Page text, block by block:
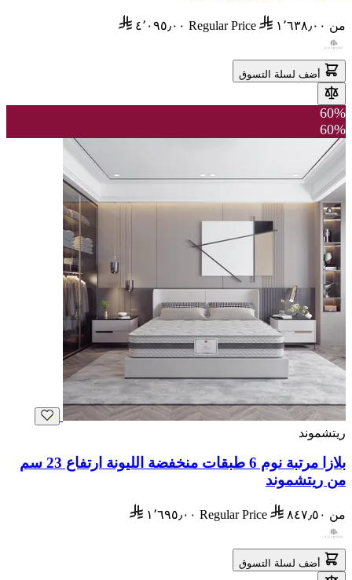
من ١٬٦٣٨٫٠٠ Regular Price ٤٬٠٩٥٫٠٠
أضف لسلة التسوق
60%
60%
ريتشموند
بلازا مرتبة نوم 6 طبقات منخفضة الليونة ارتفاع 23 سم
من ريتشموند
من ٨٤٧٫٥٠ Regular Price ١٬٦٩٥٫٠٠
أضف لسلة التسوق